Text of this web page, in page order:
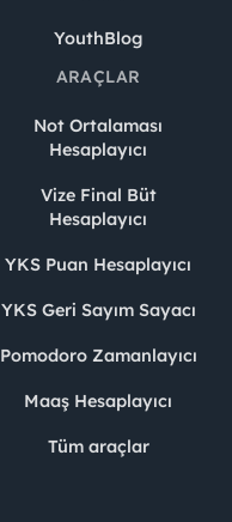
YouthBlog
ARAÇLAR
Not Ortalaması
Hesaplayıcı
Vize Final Büt
Hesaplayıcı
YKS Puan Hesaplayıcı
YKS Geri Sayım Sayacı
Pomodoro Zamanlayıcı
Maaş Hesaplayıcı
Tüm araçlar